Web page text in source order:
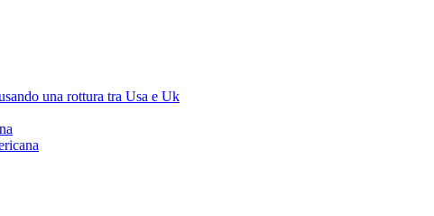
una rottura tra Usa e Uk